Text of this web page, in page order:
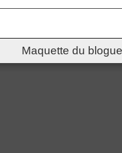
Maquette du